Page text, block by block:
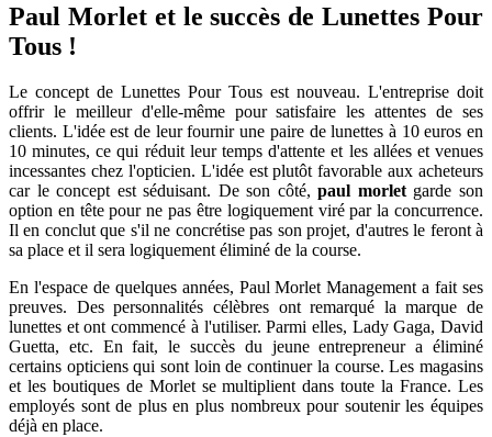
Paul Morlet et le succès de Lunettes Pour
Tous !
Le concept de Lunettes Pour Tous est nouveau. L'entreprise doit
offrir le meilleur d'elle-même pour satisfaire les attentes de ses
clients. L'idée est de leur fournir une paire de lunettes à 10 euros en
10 minutes, ce qui réduit leur temps d'attente et les allées et venues
incessantes chez l'opticien. L'idée est plutôt favorable aux acheteurs
car le concept est séduisant. De son côté,paul morletgarde son
option en tête pour ne pas être logiquement viré par la concurrence.
Il en conclut que s'il ne concrétise pas son projet, d'autres le feront à
sa place et il sera logiquement éliminé de la course.
En l'espace de quelques années, Paul Morlet Management a fait ses
preuves. Des personnalités célèbres ont remarqué la marque de
lunettes et ont commencé à l'utiliser. Parmi elles, Lady Gaga, David
Guetta, etc. En fait, le succès du jeune entrepreneur a éliminé
certains opticiens qui sont loin de continuer la course. Les magasins
et les boutiques de Morlet se multiplient dans toute la France. Les
employés sont de plus en plus nombreux pour soutenir les équipes
déjà en place.